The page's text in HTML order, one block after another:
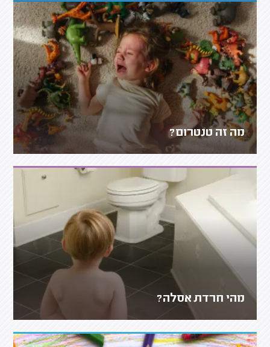
מה זה טנטרום?
מהי חרדת אסלה?